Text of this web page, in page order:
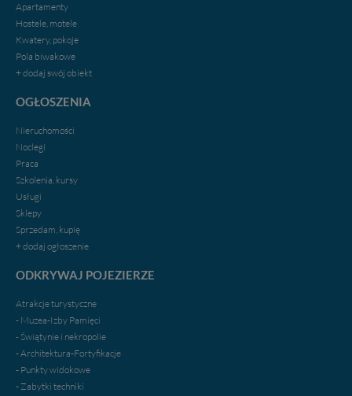
Apartamenty
Hostele, motele
Kwatery, pokoje
Pola biwakowe
+ dodaj swój obiekt
OGŁOSZENIA
Nieruchomości
Noclegi
Praca
Szkolenia, kursy
Usługi
Sklepy
Sprzedam, kupię
+ dodaj ogłoszenie
ODKRYWAJ POJEZIERZE
Atrakcje turystyczne
- Muzea-Izby Pamięci
- Świątynie i nekropolie
- Architektura-Fortyfikacje
- Punkty widokowe
- Zabytki techniki